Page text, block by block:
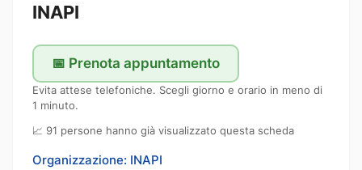
INAPI
📅 Prenota appuntamento
Evita attese telefoniche. Scegli giorno e orario in meno di
1 minuto.
📈 91 persone hanno già visualizzato questa scheda
Organizzazione: INAPI